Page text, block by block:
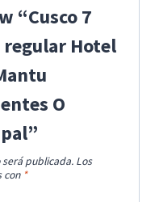
“Cusco 7
regular Hotel
O
será publicada. Los
con *